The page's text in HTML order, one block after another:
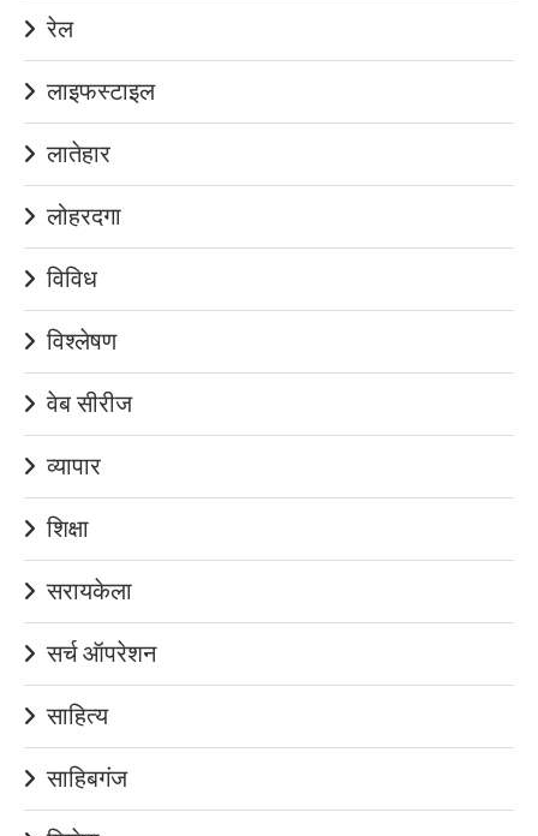
रेल
लाइफस्टाइल
लातेहार
लोहरदगा
विविध
विश्लेषण
वेब सीरीज
व्यापार
शिक्षा
सरायकेला
सर्च ऑपरेशन
साहित्य
साहिबगंज